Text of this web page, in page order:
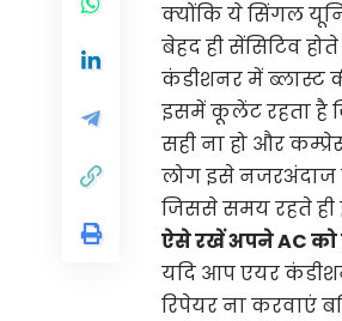
क्योंकि ये सिंगल
बेहद ही सेंसिटिव
कंडीशनर में ब्लास्ट
इसमें कूलेंट रहता है
सही ना हो और
लोग इसे नजरअंदाज
जिससे समय रहते
ऐसे रखें अपने AC को
यदि आप एयर
रिपेयर ना करवाएं